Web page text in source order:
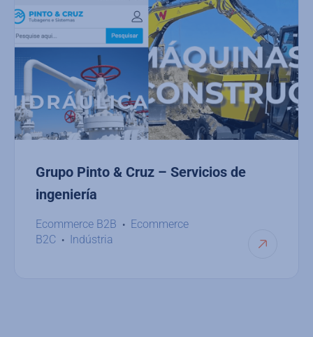
Ecommerce B2B
Ecommerce
B2C
Indústria
Grupo Pinto & Cruz – Servicios de
ingeniería